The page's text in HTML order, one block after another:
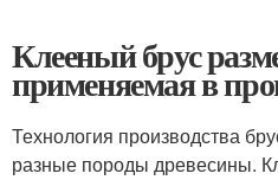
Клееный брус
применяемая в
Технология производства
разные породы древесины.